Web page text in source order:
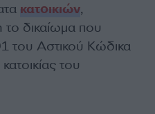
κατοικιών,
δικαίωμα που
του Αστικού Κώδικα
του